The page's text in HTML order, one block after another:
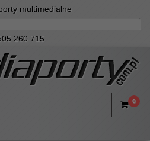
multimedialne
260 715
0